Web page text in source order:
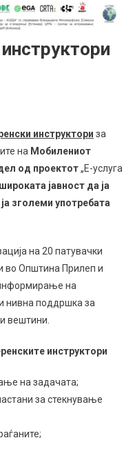
инструктори за
на Мобилениот
од проектот„Е-услуга
јавност да ја
зголеми употребата
на 20 патувачки
во Општина Прилеп и
на
нивна поддршка за
вештини.
инструктори
на задачата;
за стекнување